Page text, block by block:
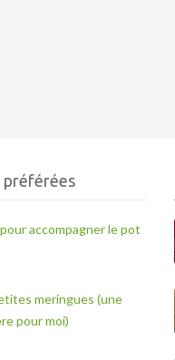
préférées
accompagner le pot
meringues (une
pour moi)